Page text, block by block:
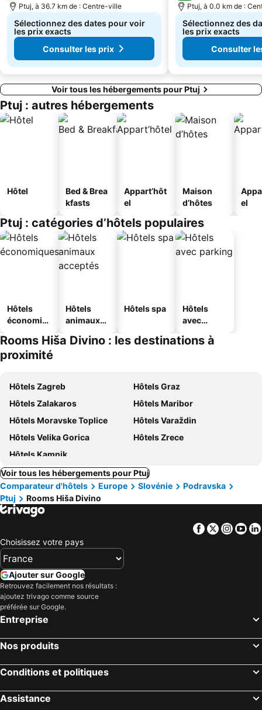
Ptuj, à 36.7 km de : Centre-ville
Sélectionnez des dates pour voir
les prix exacts
Consulter les prix
Ptuj, à 0.0 km de :
Sélectionnez des
les prix exacts
Consulter
Voir tous les hébergements pour Ptuj
Ptuj : autres hébergements
Hôtel
Bed & Brea
kfasts
Appart’hôt
el
Maison
d’hôtes
el
Ptuj : catégories d’hôtels populaires
Hôtels
économiq
Hôtels
animaux
Hôtels spa
Hôtels
avec
Rooms Hiša Divino : les destinations à
proximité
Hôtels Zagreb
Hôtels Graz
Hôtels Zalakaros
Hôtels Maribor
Hôtels Moravske Toplice
Hôtels Varaždin
Hôtels Velika Gorica
Hôtels Zrece
Hôtels Kamnik
Voir tous les hébergements pour Ptuj
Comparateur d'hôtels
Europe Slovénie
Podravska
Ptuj
Rooms Hiša Divino
Facebook
Twitter
Choisissez votre pays
Ajouter sur Google
Retrouvez facilement nos résultats :
ajoutez trivago comme source
préférée sur Google.
Entreprise
Nos produits
Conditions et politiques
Assistance